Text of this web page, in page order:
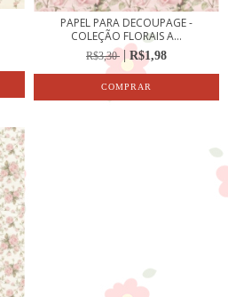
PAPEL PARA DECOUPAGE -
COLEÇÃO FLORAIS A...
R$3,30 R$1,98